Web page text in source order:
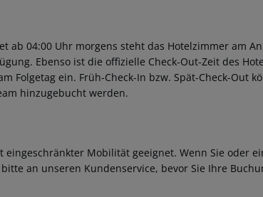
ab 04:00 Uhr morgens steht das Hotelzimmer am
Ebenso ist die offizielle Check-Out-Zeit des
Folgetag ein. Früh-Check-In bzw. Spät-Check-Out
hinzugebucht werden.
eingeschränkter Mobilität geeignet. Wenn Sie oder
an unseren Kundenservice, bevor Sie Ihre